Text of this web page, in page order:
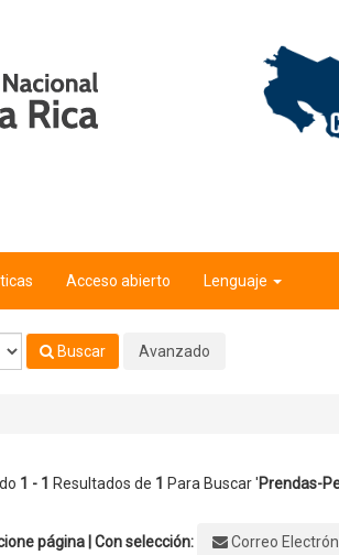
Acceso abierto Lenguaje
Buscar Avanzado
1 - 1 Resultados de 1 Para Buscar 'Prendas-
página | Con selección: Correo